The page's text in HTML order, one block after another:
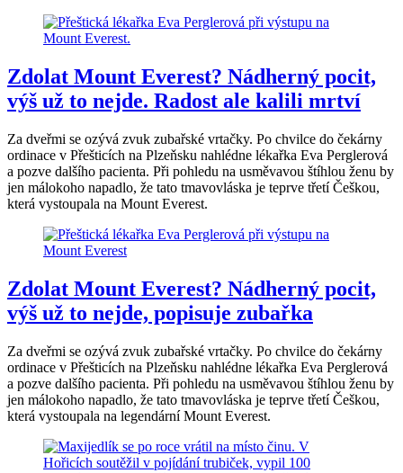
Zdolat Mount Everest? Nádherný pocit,
výš už to nejde. Radost ale kalili mrtví
Za dveřmi se ozývá zvuk zubařské vrtačky. Po chvilce do čekárny
ordinace v Přešticích na Plzeňsku nahlédne lékařka Eva Perglerová
a pozve dalšího pacienta. Při pohledu na usměvavou štíhlou ženu by
jen málokoho napadlo, že tato tmavovláska je teprve třetí Češkou,
která vystoupala na Mount Everest.
Zdolat Mount Everest? Nádherný pocit,
výš už to nejde, popisuje zubařka
Za dveřmi se ozývá zvuk zubařské vrtačky. Po chvilce do čekárny
ordinace v Přešticích na Plzeňsku nahlédne lékařka Eva Perglerová
a pozve dalšího pacienta. Při pohledu na usměvavou štíhlou ženu by
jen málokoho napadlo, že tato tmavovláska je teprve třetí Češkou,
která vystoupala na legendární Mount Everest.